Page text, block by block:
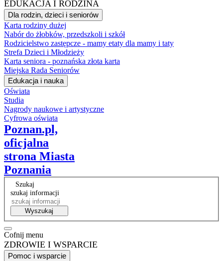
EDUKACJA I RODZINA
Dla rodzin, dzieci i seniorów
Karta rodziny dużej
Nabór do żłobków, przedszkoli i szkół
Rodzicielstwo zastępcze - mamy etaty dla mamy i taty
Strefa Dzieci i Młodzieży
Karta seniora - poznańska złota karta
Miejska Rada Seniorów
Edukacja i nauka
Oświata
Studia
Nagrody naukowe i artystyczne
Cyfrowa oświata
Poznan.pl,
oficjalna
strona Miasta
Poznania
Szukaj
szukaj informacji
Wyszukaj
Cofnij menu
ZDROWIE I WSPARCIE
Pomoc i wsparcie